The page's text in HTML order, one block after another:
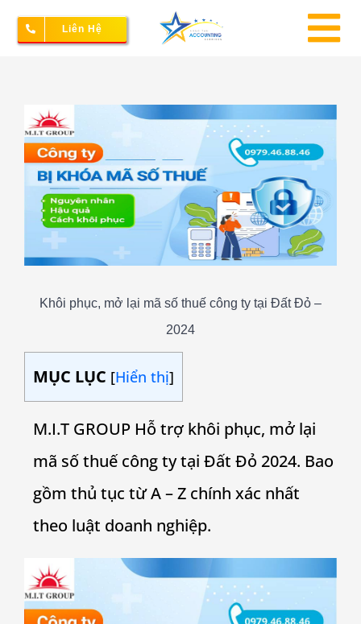
Liên Hệ
Thành lập doanh nghiệp
Kế toán – Thuế
Dịch vụ doanh nghiệp
View
Larger
Image
Khôi phục, mở lại mã số thuế công ty tại Đất Đỏ –
2024
MỤC LỤC [Hiển thị]
M.I.T GROUP Hỗ trợ khôi phục, mở lại
mã số thuế công ty tại Đất Đỏ 2024. Bao
gồm thủ tục từ A – Z chính xác nhất
theo luật doanh nghiệp.